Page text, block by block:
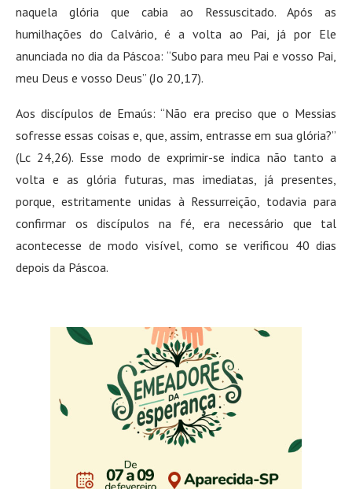
naquela glória que cabia ao Ressuscitado. Após as
humilhações do Calvário, é a volta ao Pai, já por Ele
anunciada no dia da Páscoa: “Subo para meu Pai e vosso Pai,
meu Deus e vosso Deus” (Jo 20,17).
Aos discípulos de Emaús: “Não era preciso que o Messias
sofresse essas coisas e, que, assim, entrasse em sua glória?”
(Lc 24,26). Esse modo de exprimir-se indica não tanto a
volta e as glória futuras, mas imediatas, já presentes,
porque, estritamente unidas à Ressurreição, todavia para
confirmar os discípulos na fé, era necessário que tal
acontecesse de modo visível, como se verificou 40 dias
depois da Páscoa.